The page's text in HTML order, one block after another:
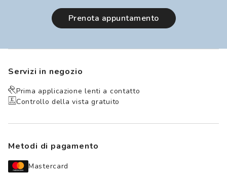
prenota appuntamento
Servizi in negozio
Prima applicazione lenti a contatto
Controllo della vista gratuito
Metodi di pagamento
Mastercard